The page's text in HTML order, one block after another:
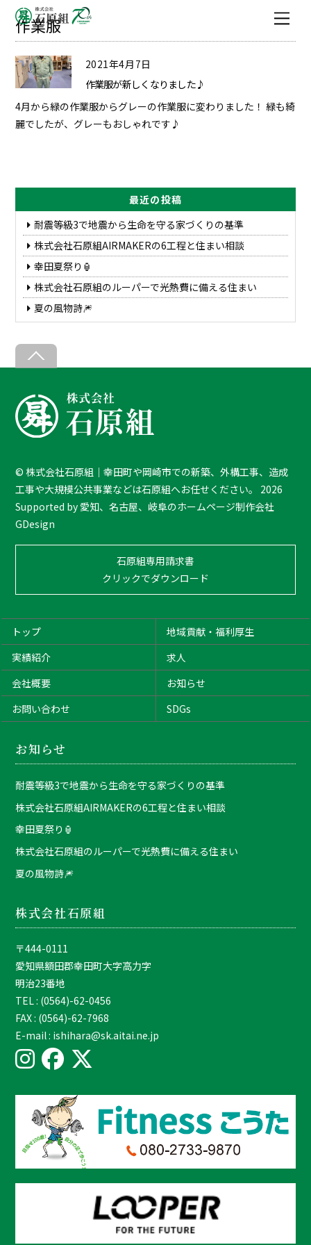
作業服
2021年4月7日
作業服が新しくなりました♪
4月から緑の作業服からグレーの作業服に変わりました！ 緑も綺
麗でしたが、グレーもおしゃれです♪
最近の投稿
耐震等級3で地震から生命を守る家づくりの基準
株式会社石原組AIRMAKERの6工程と住まい相談
幸田夏祭り🏮
株式会社石原組のルーパーで光熱費に備える住まい
夏の風物詩🎆
Back
Top
©株式会社石原組｜幸田町や岡崎市での新築、外構工事、造成
工事や大規模公共事業などは石原組へお任せください。
2026
Supported by 愛知、名古屋、岐阜のホームページ制作会社
GDesign
石原組専用請求書
クリックでダウンロード
トップ
地域貢献・福利厚生
実績紹介
求人
会社概要
お知らせ
お問い合わせ
SDGs
お知らせ
耐震等級3で地震から生命を守る家づくりの基準
株式会社石原組AIRMAKERの6工程と住まい相談
幸田夏祭り🏮
株式会社石原組のルーパーで光熱費に備える住まい
夏の風物詩🎆
株式会社石原組
〒444-0111
愛知県額田郡幸田町大字高力字
明治23番地
TEL : (0564)-62-0456
FAX : (0564)-62-7968
E-mail : ishihara@sk.aitai.ne.jp